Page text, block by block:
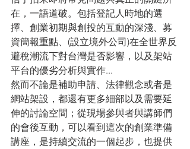
在，一語道破。包括登記人時地的選
擇、創業初期與創投的互動的深淺、募
資簡報重點、(設立境外公司)在全世界反
避稅潮流下對台灣是否影響，以及架站
平台的優劣分析與實作...
然而不論是補助申請、法律觀念或者是
網站架設，都還有更多細部以及需要延
伸的討論空間；從現場參與者與講師們
的會後互動，可以看到這次的創業準備
講座，是持續交流的一個起步，也提供